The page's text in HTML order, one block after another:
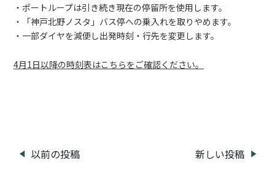
・ポートループは引き続き現在の停留所を使用します。
・「神戸北野ノスタ」バス停への乗入れを取りやめます。
・一部ダイヤを減便し出発時刻・行先を変更します。
4月1日以降の時刻表はこちらをご確認ください。
投 以前の投稿 新しい投稿